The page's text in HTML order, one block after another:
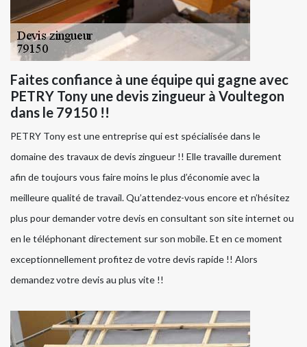
Faites confiance à une équipe qui gagne avec
PETRY Tony une devis zingueur à Voultegon
dans le 79150 !!
PETRY Tony est une entreprise qui est spécialisée dans le
domaine des travaux de devis zingueur !! Elle travaille durement
afin de toujours vous faire moins le plus d’économie avec la
meilleure qualité de travail. Qu’attendez-vous encore et n’hésitez
plus pour demander votre devis en consultant son site internet ou
en le téléphonant directement sur son mobile. Et en ce moment
exceptionnellement profitez de votre devis rapide !! Alors
demandez votre devis au plus vite !!